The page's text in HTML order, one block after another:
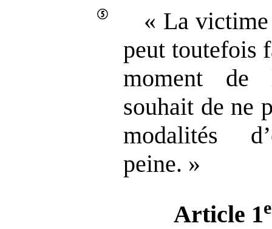
« La
peut toutefois
moment de
souhait de ne
modalités
peine. »
Article 1